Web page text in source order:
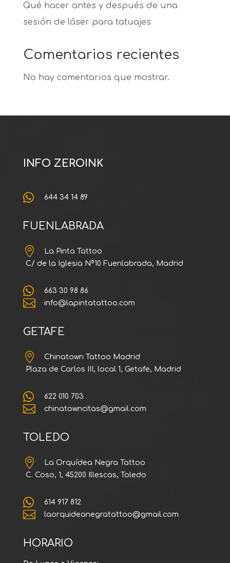
Qué hacer antes y después de una
sesión de láser para tatuajes
Comentarios recientes
No hay comentarios que mostrar.
INFO ZEROINK
 644 34 14 89
FUENLABRADA

La Pinta Tattoo
C/ de la Iglesia Nº10 Fuenlabrada, Madrid
 663 30 98 86
 info@lapintatattoo.com
GETAFE

Chinatown Tattoo Madrid
Plaza de Carlos III, local 1, Getafe, Madrid
 622 010 703
 chinatowncitas@gmail.com
TOLEDO

La Orquídea Negra Tattoo
C. Coso, 1, 45200 Illescas, Toledo
 614 917 812
 laorquideanegratattoo@gmail.com
HORARIO